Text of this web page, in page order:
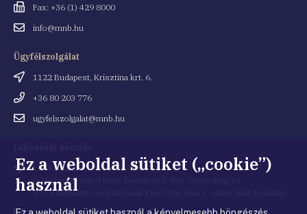
Fax
Fax: +36 (1) 429 8000
Emailinfo@mnb.hu
Ügyfélszolgálat
Cím
1122 Budapest, Krisztina krt. 6.
Telefonszám
+36 80 203 776
Emailugyfelszolgalat@mnb.hu
Cím 1054 Budapest, Kiss Ernő utca 1.
(a Magyar Nemzeti Bank Budapest V. ker., Szabadság tér
8-9. szám alatti székházának Kiss Ernő utca 1. szám alatti bejárata)
Ez a weboldal sütiket („cookie”)
használ